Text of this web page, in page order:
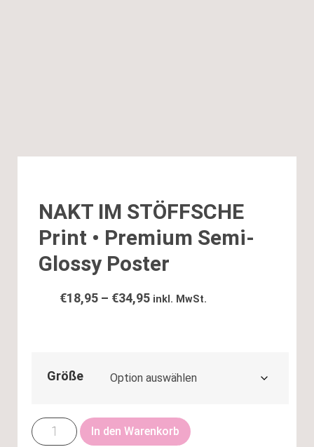
NAKT IM STÖFFSCHE
Print • Premium Semi-
Glossy Poster
€18,95 – €34,95 inkl. MwSt.
Größe
In den Warenkorb